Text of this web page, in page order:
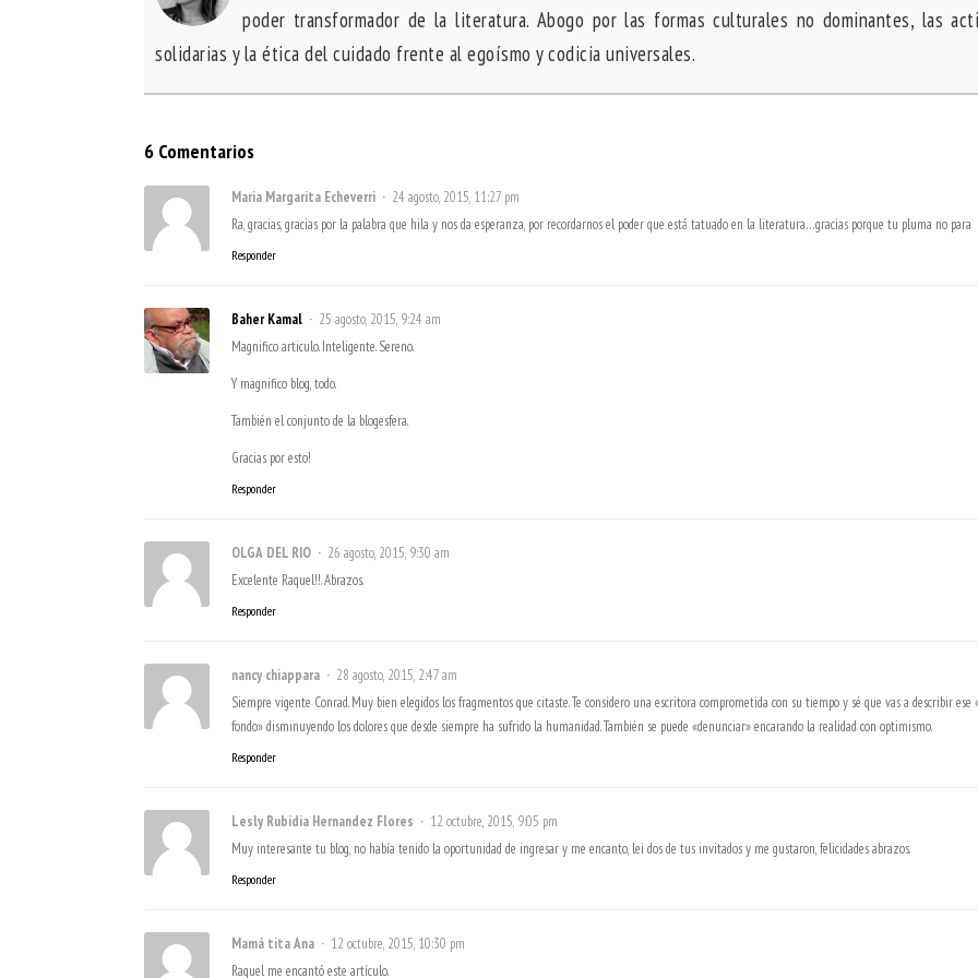
poder transformador de la literatura. Abogo por las formas culturales no dominantes, las
solidarias y la ética del cuidado frente al egoísmo y codicia universales.
6 Comentarios
Maria Margarita Echeverri
24 agosto, 2015, 11:27 pm
Ra, gracias, gracias por la palabra que hila y nos da esperanza, por recordarnos el poder que está tatuado en la literatura…gracias porque tu pluma no para
Responder
Baher Kamal
25 agosto, 2015, 9:24 am
Magnifico articulo. Inteligente. Sereno.
Y magnifico blog, todo.
También el conjunto de la blogesfera.
Gracias por esto!
Responder
OLGA DEL RIO
26 agosto, 2015, 9:30 am
Excelente Raquel!!. Abrazos.
Responder
nancy chiappara
28 agosto, 2015, 2:47 am
Siempre vigente Conrad. Muy bien elegidos los fragmentos que citaste. Te considero una escritora comprometida con su tiempo y sé que vas a describir ese
fondo» disminuyendo los dolores que desde siempre ha sufrido la humanidad. También se puede «denunciar» encarando la realidad con optimismo.
Responder
Lesly Rubidia Hernandez Flores
12 octubre, 2015, 9:05 pm
Muy interesante tu blog, no había tenido la oportunidad de ingresar y me encanto, lei dos de tus invitados y me gustaron, felicidades abrazos.
Responder
Mamá tita Ana
12 octubre, 2015, 10:30 pm
Raquel me encantó este artículo.